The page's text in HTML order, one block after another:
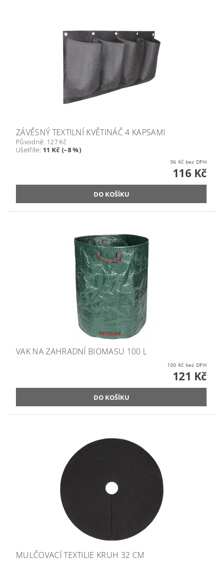
ZÁVĚSNÝ TEXTILNÍ KVĚTINÁČ 4 KAPSAMI
Původně: 127 Kč
Ušetříte: 11 Kč (–8 %)
96 Kč bez DPH
116 Kč
VAK NA ZAHRADNÍ BIOMASU 100 L
100 Kč bez DPH
121 Kč
MULČOVACÍ TEXTILIE KRUH 32 CM